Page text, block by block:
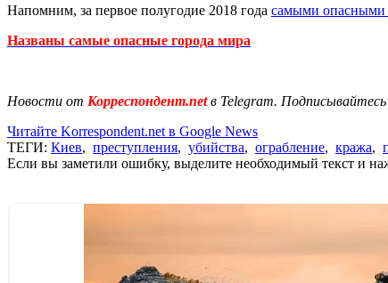
Напомним, за первое полугодие 2018 года самыми опасными
Названы самые опасные города мира
Новости от Корреспондент.netв Telegram.
Читайте Korrespondent.net в Google News
ТЕГИ: Киев, преступления, убийства, ограбление, кража,
Если вы заметили ошибку, выделите необходимый текст и